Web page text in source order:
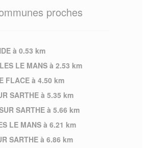
proches
à 0.53 km
LE MANS à 2.53 km
FLACE à 4.50 km
SARTHE à 5.35 km
SARTHE à 5.66 km
LE MANS à 6.21 km
SARTHE à 6.86 km